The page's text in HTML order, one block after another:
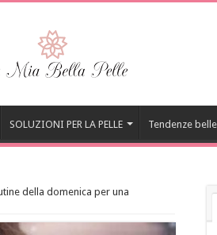
SOLUZIONI PER LA PELLE Tendenze
della domenica per una